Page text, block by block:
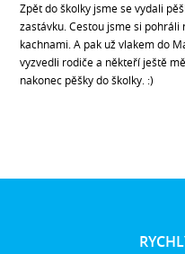
Zpět do školky jsme se vydali
zastávku. Cestou jsme si
kachnami. A pak už vlakem do
vyzvedli rodiče a někteří ještě
nakonec pěšky do školky. :)